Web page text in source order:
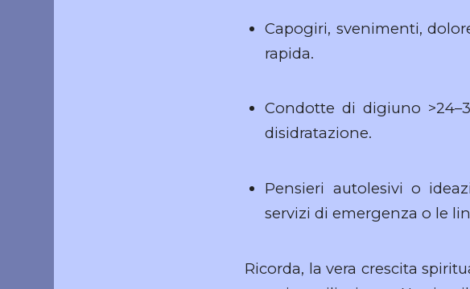
Capogiri, svenimenti,
rapida.
Condotte di digiuno
disidratazione.
Pensieri autolesivi o
servizi di emergenza o le
Ricorda, la vera crescita